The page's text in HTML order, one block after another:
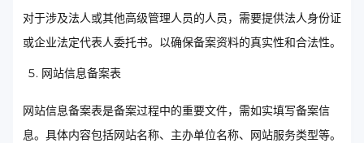
对于涉及法人或其他高级管理人员的人员，需要提供法人身份证
或企业法定代表人委托书。以确保备案资料的真实性和合法性。
网站信息备案表
网站信息备案表是备案过程中的重要文件，需如实填写备案信
息。具体内容包括网站名称、主办单位名称、网站服务类型等。